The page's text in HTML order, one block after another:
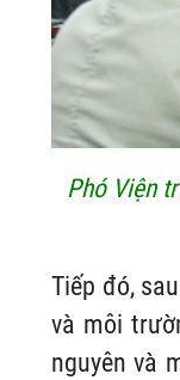
Phó Viện
Tiếp đó,
và môi
nguyên và